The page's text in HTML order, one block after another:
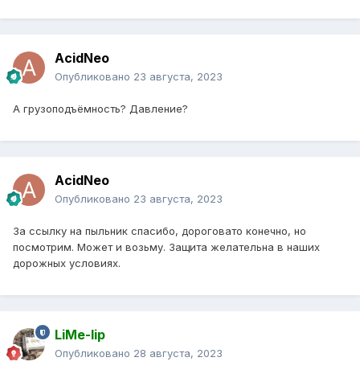
AcidNeo
Опубликовано 23 августа, 2023
А грузоподъёмность? Давление?
AcidNeo
Опубликовано 23 августа, 2023
За ссылку на пыльник спасибо, дороговато конечно, но
посмотрим. Может и возьму. Защита желательна в наших
дорожных условиях.
LiMe-lip
Опубликовано 28 августа, 2023